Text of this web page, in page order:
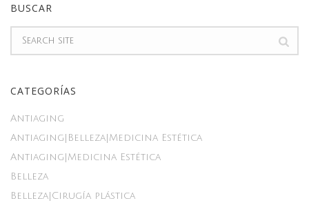
BUSCAR
CATEGORÍAS
Antiaging
Antiaging|Belleza|Medicina Estética
Antiaging|Medicina Estética
Belleza
Belleza|Cirugía plástica